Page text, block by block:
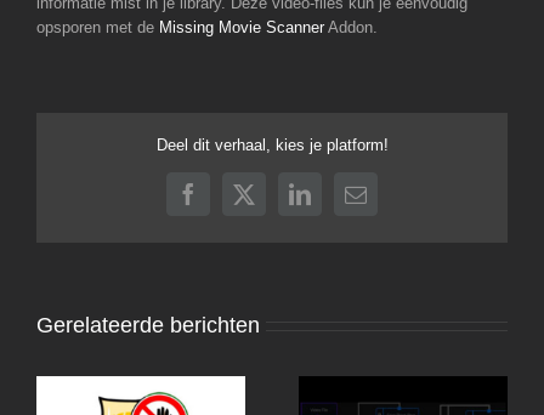
opsporen met de Missing Movie Scanner Addon.
Deel dit verhaal, kies je platform!
Facebook
X LinkedIn
E-
Gerelateerde berichten